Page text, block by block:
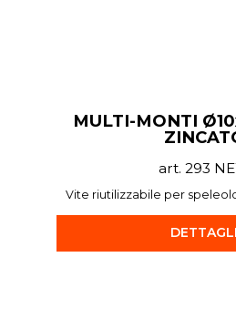
MULTI-MONTI
art. 293
Vite riutilizzabile per
DETTAGLI